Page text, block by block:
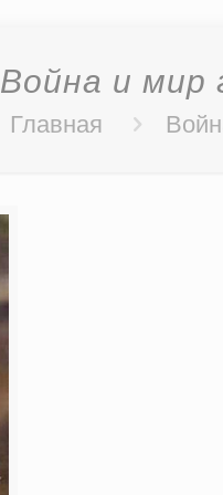
Война и мир
Главная